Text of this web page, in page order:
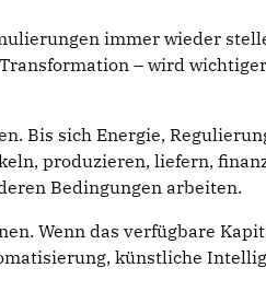
immer wieder
– wird
Bis sich Energie,
produzieren, liefern,
Bedingungen arbeiten.
Wenn das verfügbare
künstliche